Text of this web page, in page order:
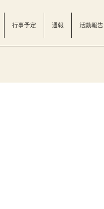
行事予定 週報 活動報告